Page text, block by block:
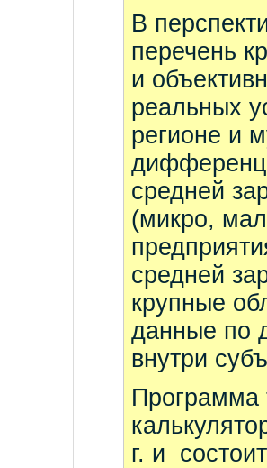
В
перечень
и
реальных
регионе и
средней
(микро,
средней
крупные
данные по
внутри
Программа
г. и